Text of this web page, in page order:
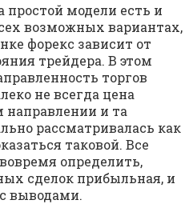
простой модели есть и
возможных вариантах,
форекс зависит от
трейдера. В этом
торгов
не всегда цена
и та
рассматривалась как
таковой. Все
определить,
сделок прибыльная, и
выводами.